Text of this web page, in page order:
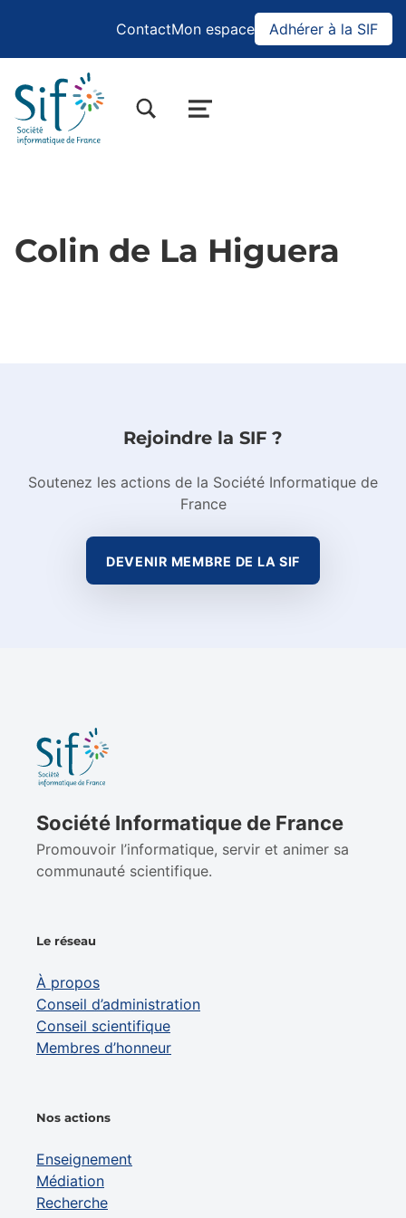
ContactMon espace Adhérer à la SIF
BASCULER LA BOÎTE DE DIALOGUE DU FORMULAIRE DE RECHERCHE
MENU
Colin de La Higuera
Rejoindre la SIF ?
Soutenez les actions de la Société Informatique de
France
DEVENIR MEMBRE DE LA SIF
Société Informatique de France
Promouvoir l’informatique, servir et animer sa
communauté scientifique.
Le réseau
À propos
Conseil d’administration
Conseil scientifique
Membres d’honneur
Nos actions
Enseignement
Médiation
Recherche